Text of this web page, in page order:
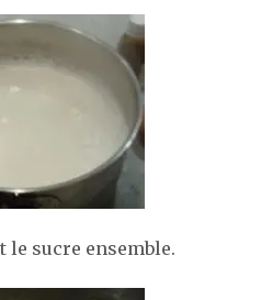
le sucre ensemble.